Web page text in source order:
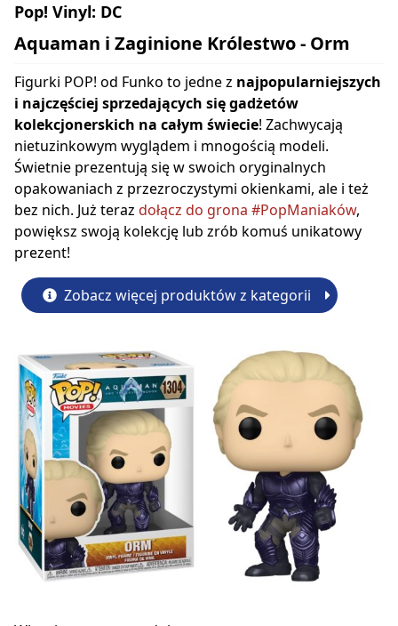
Pop! Vinyl: DC
Aquaman i Zaginione Królestwo - Orm
Figurki POP! od Funko to jedne z najpopularniejszych
i najczęściej sprzedających się gadżetów
kolekcjonerskich na całym świecie! Zachwycają
nietuzinkowym wyglądem i mnogością modeli.
Świetnie prezentują się w swoich oryginalnych
opakowaniach z przezroczystymi okienkami, ale i też
bez nich. Już teraz dołącz do grona #PopManiaków,
powiększ swoją kolekcję lub zrób komuś unikatowy
prezent!
Zobacz więcej produktów z kategorii